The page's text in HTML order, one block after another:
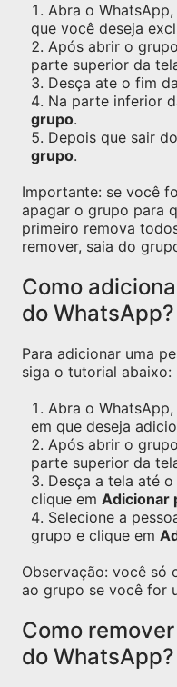
Abra o
que você deseja
Após abrir o
parte superior da
Desça ate o fim
Na parte inferior
grupo.
Depois que sair
grupo.
Importante: se você
apagar o grupo para
primeiro remova
remover, saia do
Como
do WhatsApp?
Para adicionar uma
siga o tutorial abaixo:
Abra o
em que deseja
Após abrir o
parte superior da
Desça a tela até
clique em Adicionar
Selecione a
grupo e clique em
Observação: você só
ao grupo se você for
Como
do WhatsApp?